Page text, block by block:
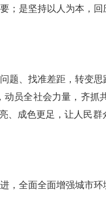
是坚持以人为本，
、找准差距，转变
员全社会力量，齐
成色更足，让人民
全面全面增强城市